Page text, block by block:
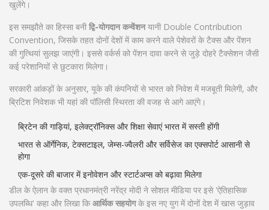
खुलेंगे।
इस समझौते का हिस्सा बनी द्वि-योगदान कन्वेंशनयानी Double Contribution
Convention, जिसके तहत दोनों देशों में काम करने वाले पेशेवरों के टैक्स और पेंशन
की गुत्थियां सुलझ जाएंगी। इससे वर्कर्स को पेंशन दावा करने से जुड़े दोहरे टैक्सेशन जैसी
कई परेशानियों से छुटकारा मिलेगा।
सरकारी आंकड़ों के अनुसार, यूके की कंपनियों से भारत को निवेश में मजबूती मिलेगी, और
ब्रिटिश निवेशक भी यहां की पॉलिसी स्थिरता की वजह से आगे आएंगे।
ब्रिटेन की गाड़ियां, इलेक्ट्रॉनिक्स और शिक्षा सेवाएं भारत में सस्ती होंगी
भारत से ऑर्गेनिक, टेक्सटाइल, जेम्स-ज्वैलरी और सर्विसेज का एक्सपोर्ट आसानी से
होगा
एक-दूसरे की बाजार में इनोवेशन और स्टार्टअप्स को बढ़ावा मिलेगा
डील के ऐलान के वक्त प्रधानमंत्री नरेंद्र मोदी ने सोशल मीडिया पर इसे 'ऐतिहासिक
उपलब्धि' कहा और लिखा किआर्थिक सहयोगके इस नए युग में दोनों देश में खास जुड़ाव